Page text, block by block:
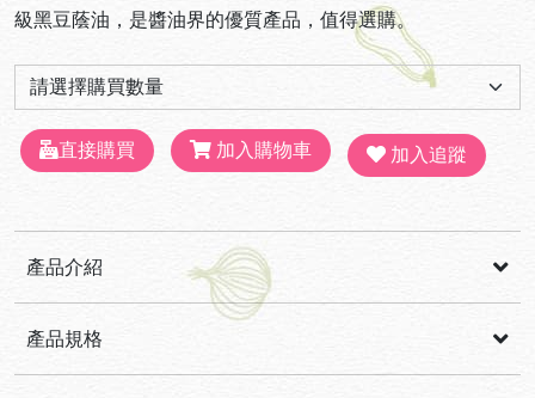
級黑豆蔭油，是醬油界的優質產品，值得選購。
直接購買 加入購物車 加入追蹤
產品介紹
100%非基改黑豆經日曝180天、淬取第一道蔭油原汁， 古法
陶甕釀造，醬香濃郁甘醇，原色原味簡單呈現。 減鹽配方，保
產品規格